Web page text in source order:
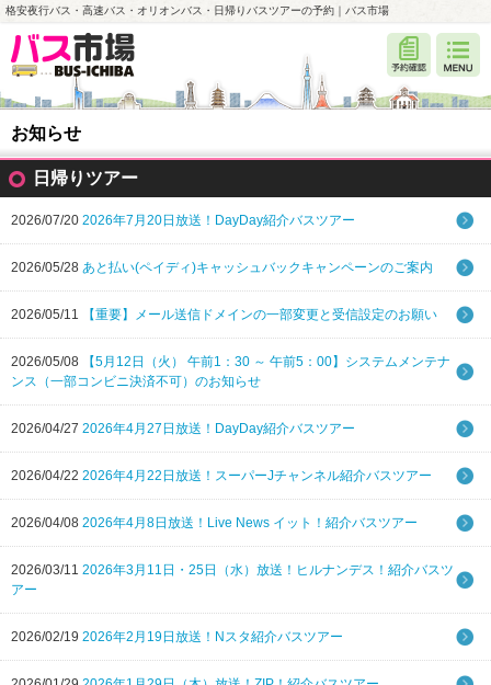
格安夜行バス・高速バス・オリオンバス・日帰りバスツアーの予約｜バス市場
お知らせ
日帰りツアー
2026/07/20 2026年7月20日放送！DayDay紹介バスツアー
2026/05/28 あと払い(ペイディ)キャッシュバックキャンペーンのご案内
2026/05/11 【重要】メール送信ドメインの一部変更と受信設定のお願い
2026/05/08 【5月12日（火） 午前1：30 ～ 午前5：00】システムメンテナ
ンス（一部コンビニ決済不可）のお知らせ
2026/04/27 2026年4月27日放送！DayDay紹介バスツアー
2026/04/22 2026年4月22日放送！スーパーJチャンネル紹介バスツアー
2026/04/08 2026年4月8日放送！Live News イット！紹介バスツアー
2026/03/11 2026年3月11日・25日（水）放送！ヒルナンデス！紹介バスツ
アー
2026/02/19 2026年2月19日放送！Nスタ紹介バスツアー